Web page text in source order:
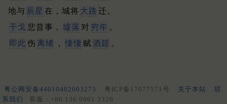
地与 辰星 在，城将 大路 迁。
干戈 悲昔事， 墟落 对 穷年 。
即此伤 离绪 ， 悽悽 赋 酒筵 。
粤公网安备44010402003275 粤ICP备17077571号 关于本站
联
系我们
客服：+86 136 0901 3320